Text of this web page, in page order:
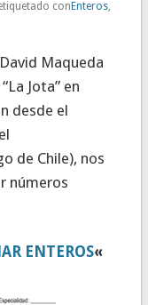
con Enteros,
Maqueda
Jota” en
desde el
de Chile), nos
números
ENTEROS«